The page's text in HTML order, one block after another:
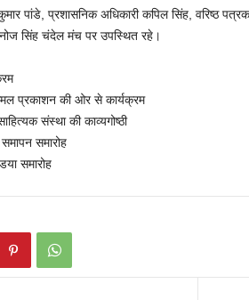
पांडे, प्रशासनिक अधिकारी कपिल सिंह, वरिष्ठ
सिंह चंदेल मंच पर उपस्थित रहे।
प्रकाशन की ओर से कार्यक्रम
संस्था की काव्यगोष्ठी
समारोह
समारोह